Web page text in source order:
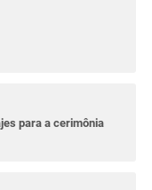
para a cerimônia